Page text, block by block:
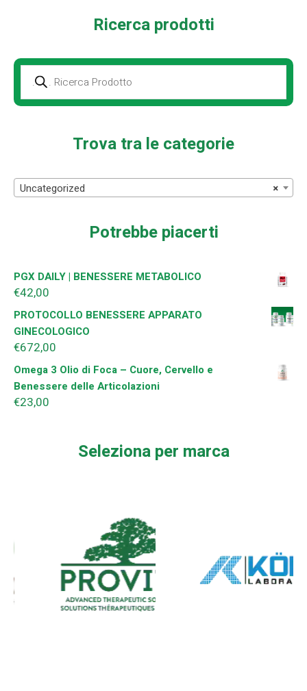
Ricerca prodotti
Prodotti
della
ricerca
Trova tra le categorie
×
Uncategorized
Potrebbe piacerti
PGX DAILY | BENESSERE METABOLICO
€42,00
PROTOCOLLO BENESSERE APPARATO
GINECOLOGICO
€672,00
Omega 3 Olio di Foca – Cuore, Cervello e
Benessere delle Articolazioni
€23,00
Seleziona per marca